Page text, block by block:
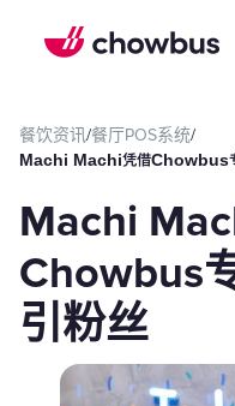
餐饮资讯/餐厅POS系统/
Machi Machi凭借Chowbus专
Machi
Chowbus
引粉丝